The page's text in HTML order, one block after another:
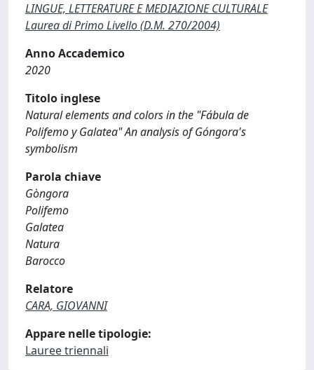
LINGUE, LETTERATURE E MEDIAZIONE CULTURALE
Laurea di Primo Livello (D.M. 270/2004)
Anno Accademico
2020
Titolo inglese
Natural elements and colors in the "Fábula de
Polifemo y Galatea" An analysis of Góngora's
symbolism
Parola chiave
Gòngora
Polifemo
Galatea
Natura
Barocco
Relatore
CARA, GIOVANNI
Appare nelle tipologie:
Lauree triennali